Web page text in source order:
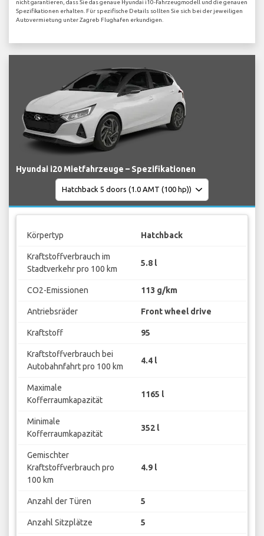
nicht garantieren, dass Sie das genaue Hyundai i10-Fahrzeugmodell und die genauen
Spezifikationen erhalten. Für spezifische Details sollten Sie sich bei der jeweiligen
Autovermietung unter Zagreb Flughafen erkundigen.
Hyundai i20 Mietfahrzeuge – Spezifikationen
Körpertyp Hatchback
Kraftstoffverbrauch im
Stadtverkehr pro 100 km
5.8 l
CO2-Emissionen 113 g/km
Antriebsräder Front wheel drive
Kraftstoff 95
Kraftstoffverbrauch bei
Autobahnfahrt pro 100 km
4.4 l
Maximale
Kofferraumkapazität
1165 l
Minimale
Kofferraumkapazität
352 l
Gemischter
Kraftstoffverbrauch pro
100 km
4.9 l
Anzahl der Türen 5
Anzahl Sitzplätze 5